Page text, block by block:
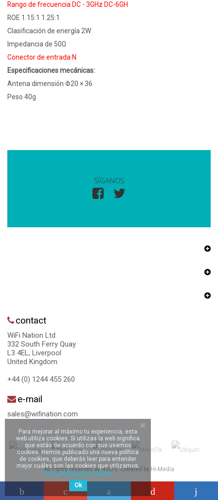
Rango de frecuencia DC - 3GHz DC-6GH
ROE 1.15:1 1.25:1
Clasificación de energía 2W
Impedancia de 50Ω
Conector de entrada N
Especificaciones mecánicas:
Antena dimensión Φ20 × 36
Peso 40g
SÍGANOS
contact
WiFi Nation Ltd
332 South Ferry Quay
L3 4EL, Liverpool
United Kingdom
+44 (0) 1244 455 260
e-mail
sales@wifination.com
All rights reserved by 4GLTE. Created by Hi-Media
Para mejorar al máximo tu experiencia, esta
web utiliza cookies. Si utilizas la web significa
que estás de acuerdo con que usemos
cookies. Hemos publicado una nueva política
de cookies, que deberás leer para entender
mejor cuáles son las cookies que utilizamos.
Ver la política de cookies.
Ok